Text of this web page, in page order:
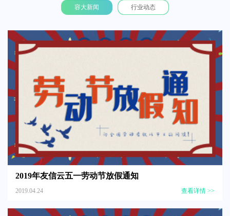
容大新闻 行业动态
2019年友信云五一劳动节放假通知
2019.04.24 查看详情 >>